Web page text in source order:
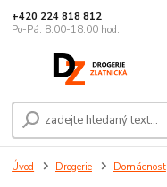
+420 224 818 812
Po-Pá: 8:00-18:00 hod.
Úvod Drogerie Domácnost